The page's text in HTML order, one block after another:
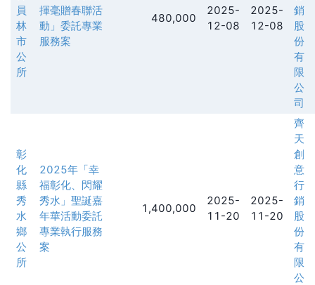
員
林
市
公
所
揮毫贈春聯活
動」委託專業
服務案
480,000
2025-
12-08
2025-
12-08
銷
股
份
有
限
公
司
彰
化
縣
秀
水
鄉
公
所
2025年「幸
福彰化、閃耀
秀水」聖誕嘉
年華活動委託
專業執行服務
案
1,400,000
2025-
11-20
2025-
11-20
齊
天
創
意
行
銷
股
份
有
限
公